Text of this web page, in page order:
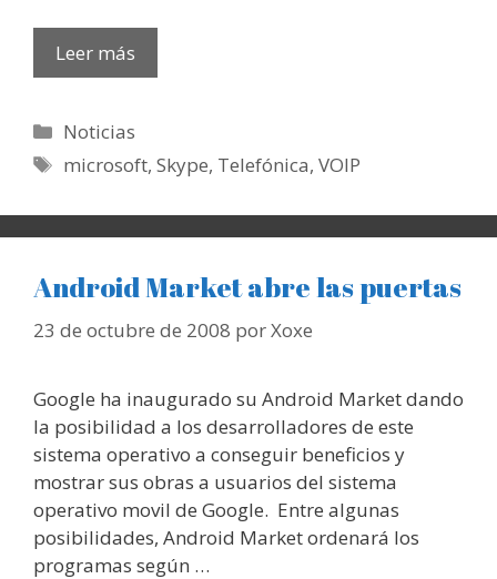
Leer más
Categorías
Noticias
Etiquetas
microsoft,Skype, Telefónica,VOIP
Android Market abre las puertas
23 de octubre de 2008 porXoxe
Google ha inaugurado su Android Market dando
la posibilidad a los desarrolladores de este
sistema operativo a conseguir beneficios y
mostrar sus obras a usuarios del sistema
operativo movil de Google. Entre algunas
posibilidades, Android Market ordenará los
programas según …